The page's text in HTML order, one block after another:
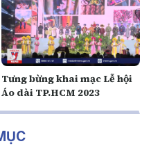
Tưng bừng khai mạc Lễ hội
Áo dài TP.HCM 2023